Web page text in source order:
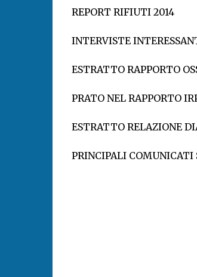
REPORT RIFIUTI 2014
INTERVISTE
ESTRATTO RAPPORTO
PRATO NEL RAPPORTO
ESTRATTO RELAZIONE
PRINCIPALI COMUNICATI